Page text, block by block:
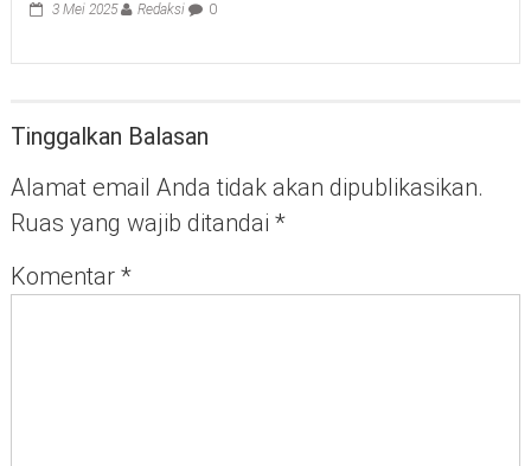
3 Mei 2025 Redaksi 0
Tinggalkan Balasan
Alamat email Anda tidak akan dipublikasikan.
Ruas yang wajib ditandai *
Komentar *